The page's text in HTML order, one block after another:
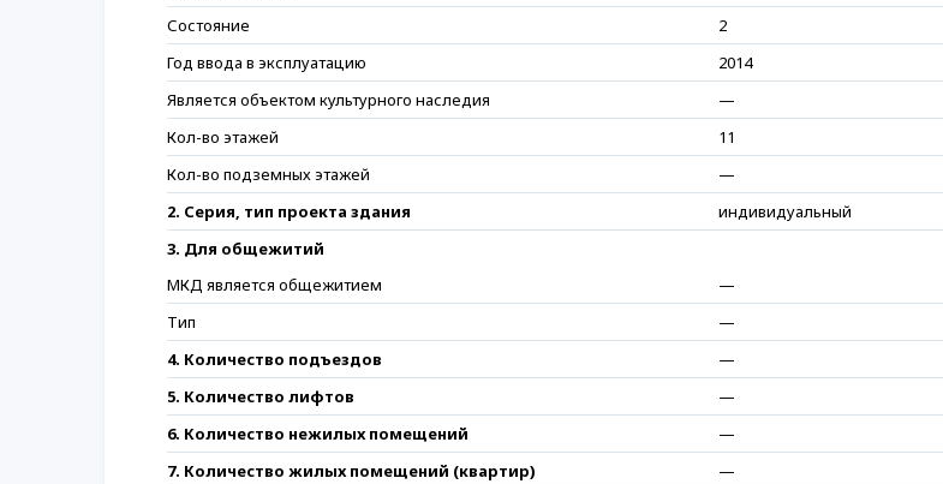
Состояние
2
Год ввода в эксплуатацию
2014
Является объектом культурного наследия
—
Кол-во этажей
11
Кол-во подземных этажей
—
2. Серия, тип проекта здания
индивидуальный
3. Для общежитий
МКД является общежитием
—
Тип
—
4. Количество подъездов
—
5. Количество лифтов
—
6. Количество нежилых помещений
—
7. Количество жилых помещений (квартир)
—